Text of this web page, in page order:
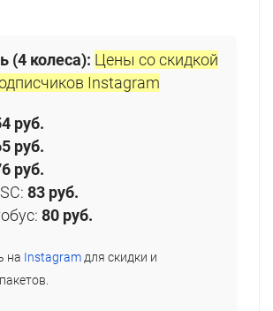
(4 колеса): Цены со скидкой
Instagram
руб.
руб.
руб.
83 руб.
80 руб.
на Instagramдля скидки и